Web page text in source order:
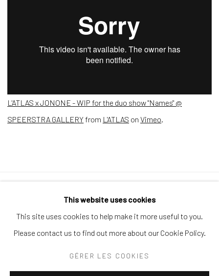
L'ATLAS x JONONE - WIP for the duo show "Names" @
SPEERSTRA GALLERYfrom L'ATLAS on Vimeo.
Politique de confidentialité Politique d'accessibilité
This website uses cookies
This site uses cookies to help make it more useful to you.
Please contact us to find out more about our Cookie Policy.
GÉRER LES COOKIES